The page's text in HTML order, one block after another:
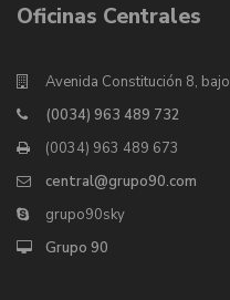
Oficinas Centrales
Avenida Constitución 8, bajo
(0034) 963 489 732
(0034) 963 489 673
central@grupo90.com
grupo90sky
Grupo 90